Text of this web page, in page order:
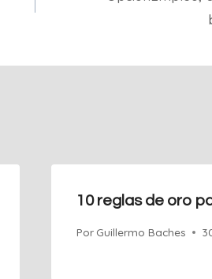
10 reglas de oro
Por Guillermo Baches